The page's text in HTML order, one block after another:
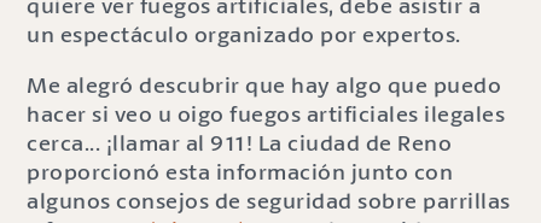
un espectáculo organizado por expertos.
Me alegró descubrir que hay algo que puedo
hacer si veo u oigo fuegos artificiales ilegales
cerca... ¡llamar al 911! La ciudad de Reno
proporcionó esta información junto con
algunos consejos de seguridad sobre parrillas